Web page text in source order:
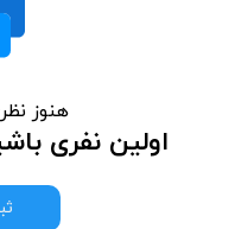
هنوز
اولین نفری